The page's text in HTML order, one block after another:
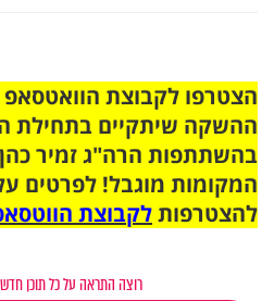
ההשקה שיתקיים בתחילת
בהשתתפות הרה"ג זמיר
המקומות מוגבל! לפרטים
להצטרפותלקבוצת
רוצה התראה על כל תוכן